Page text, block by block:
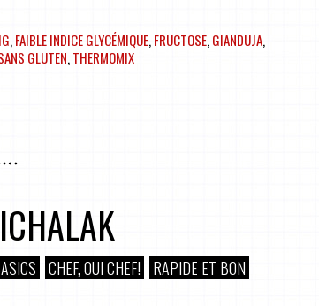
,FAIBLE INDICE GLYCÉMIQUE,FRUCTOSE,GIANDUJA,
GLUTEN,THERMOMIX
CHEF, OUI CHEF!
RAPIDE ET BON